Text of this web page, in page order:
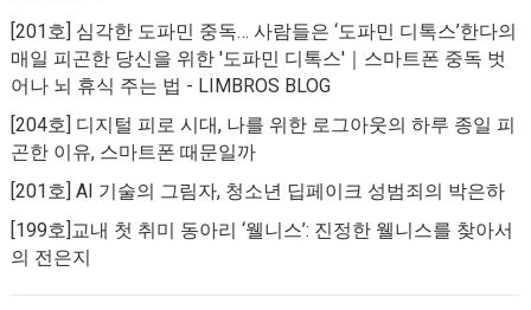
[201호] 심각한 도파민 중독… 사람들은 ‘도파민 디톡스’한다의
매일 피곤한 당신을 위한 '도파민 디톡스'｜스마트폰 중독 벗
어나 뇌 휴식 주는 법 - LIMBROS BLOG
[204호] 디지털 피로 시대, 나를 위한 로그아웃의 하루 종일 피
곤한 이유, 스마트폰 때문일까
[201호] AI 기술의 그림자, 청소년 딥페이크 성범죄의 박은하
[199호]교내 첫 취미 동아리 ‘웰니스’: 진정한 웰니스를 찾아서
의 전은지